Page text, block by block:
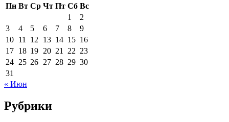
Пн Вт Ср Чт Пт Сб Вс
1
2
3
4 5 6 7 8
9
10 11 12 13 14 15 16
17 18 19 20 21 22 23
24 25 26 27 28 29 30
31
« Июн
Рубрики